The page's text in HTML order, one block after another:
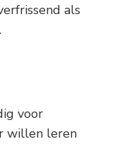
als
voor
willen leren